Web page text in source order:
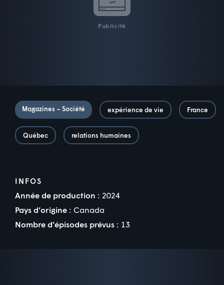
Publicité
Magazines – Société expérience de vie France
Québec relations humaines
INFOS
Année de production : 2024
Pays d’origine : Canada
Nombre d’épisodes prévus : 13